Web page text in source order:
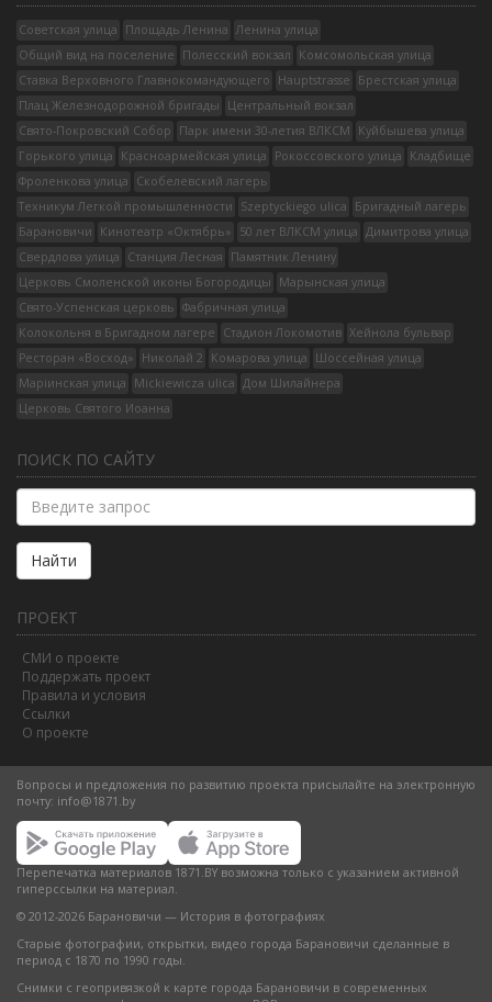
Советская улица Площадь Ленина
Ленина улица
Общий вид на поселение
Полесский вокзал
Комсомольская улица
Ставка Верховного Главнокомандующего
Hauptstrasse
Брестская улица
Плац Железнодорожной бригады
Центральный вокзал
Свято-Покровский Собор
Парк имени 30-летия ВЛКСМ
Куйбышева улица
Горького улица
Красноармейская улица Рокоссовского улица
Кладбище
Фроленкова улица
Скобелевский лагерь
Техникум Легкой промышленности
Szeptyckiego ulica
Бригадный лагерь
Барановичи
Кинотеатр «Октябрь» 50 лет ВЛКСМ улица
Димитрова улица
Свердлова улица
Станция Лесная
Памятник Ленину
Церковь Смоленской иконы Богородицы
Марынская улица
Свято-Успенская церковь Фабричная улица
Колокольня в Бригадном лагере
Стадион Локомотив Хейнола бульвар
Ресторан «Восход»
Николай 2 Комарова улица
Шоссейная улица
Марiинская улица
Mickiewicza ulica
Дом Шилайнера
Церковь Святого Иоанна
ПОИСК ПО САЙТУ
Найти
ПРОЕКТ
СМИ о проекте
Поддержать проект
Правила и условия
Ссылки
О проекте
Вопросы и предложения по развитию проекта присылайте на электронную
почту: info@1871.by
Перепечатка материалов 1871.BY возможна только с указанием активной
гиперссылки на материал.
© 2012-2026 Барановичи — История в фотографиях
Старые фотографии, открытки, видео города Барановичи сделанные в
период с 1870 по 1990 годы.
Снимки с геопривязкой к карте города Барановичи в современных